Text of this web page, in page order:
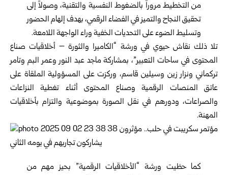
من التخطيط مروراً بالضغوط النفسية والتقنية، وصولاً إلى
تحقيق النجاح والتميز في الفضاء الرقمي، بهدف إلهام الحضور
وتسليط الضوء على التحديات الخفية وراء الواجهة اللامعة.
تلا ذلك نقاش حيوي في ورشة “الكاميرا والثورة – أخلاقيات صناع
المحتوى في ساحات التعبير”، بمشاركة ماجد عبد النور وعمر البم وتامر
تركماني ونزار زين وسيلين قاسم، وركزت على المسؤولية الملقاة على
عاتق المنصات الرقمية وصناع المحتوى أثناء تغطية النزاعات
والصراعات، ودورهم في نقل الصورة بموضوعية والتزام بأخلاقيات
المهنة.
كما حظيت ورشة “الأخلاقيات الرقمية” بحيز مهم من